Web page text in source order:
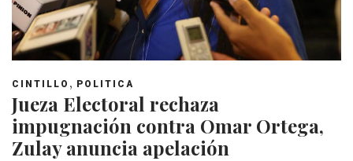
CINTILLO , POLITICA
Jueza Electoral rechaza
impugnación contra Omar Ortega,
Zulay anuncia apelación